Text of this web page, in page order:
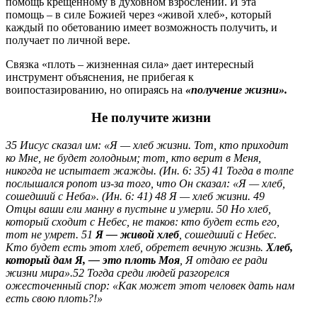
помощь – в силе Божией через «живой хлеб», который
каждый по обетованию имеет возможность получить, и
получает по личной вере.
Связка «плоть – жизненная сила» дает интересный
инструмент объяснения, не прибегая к
воипостазированию, но опираясь на «получение жизни».
Не получите жизни
35 Иисус сказал им: «Я — хлеб жизни. Тот, кто приходит
ко Мне, не будет голодным; тот, кто верит в Меня,
никогда не испытает жажды. (Ин. 6: 35) 41 Тогда в толпе
послышался ропот из‑за того, что Он сказал: «Я — хлеб,
сошедший с Неба». (Ин. 6: 41) 48 Я — хлеб жизни. 49
Отцы ваши ели манну в пустыне и умерли. 50 Но хлеб,
который сходит с Небес, не таков: кто будет есть его,
тот не умрет. 51 Я — живой хлеб, сошедший с Небес.
Кто будет есть этот хлеб, обретет вечную жизнь. Хлеб,
который дам Я, — это плоть Моя , Я отдаю ее ради
жизни мира».52 Тогда среди людей разгорелся
ожесточенный спор: «Как может этот человек дать нам
есть свою плоть?!»